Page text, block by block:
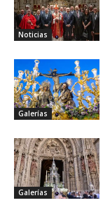
Noticias
Galerías
Galerías